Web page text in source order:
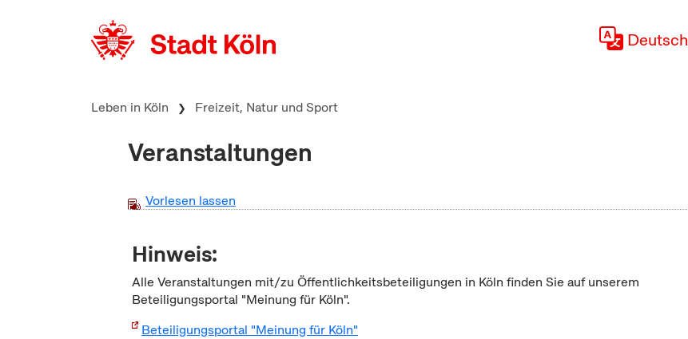
Deutsch
Leben in Köln Freizeit, Natur und Sport
Veranstaltungen
Vorlesen lassen
Hinweis:
Alle Veranstaltungen mit/zu Öffentlichkeitsbeteiligungen in Köln finden Sie auf unserem
Beteiligungsportal "Meinung für Köln".
Beteiligungsportal "Meinung für Köln"